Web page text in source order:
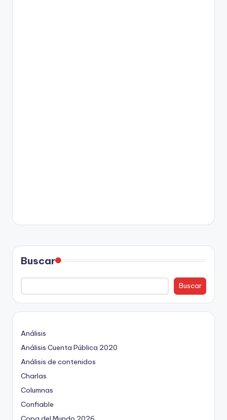
Buscar
Buscar
Análisis
Análisis Cuenta Pública 2020
Análisis de contenidos
Charlas
Columnas
Confiable